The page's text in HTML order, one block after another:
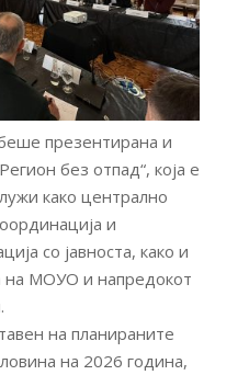
презентирана и
без отпад“, која е
како централно
и
со јавноста, како и
на МОУО и напредокот
на планираните
на 2026 година,